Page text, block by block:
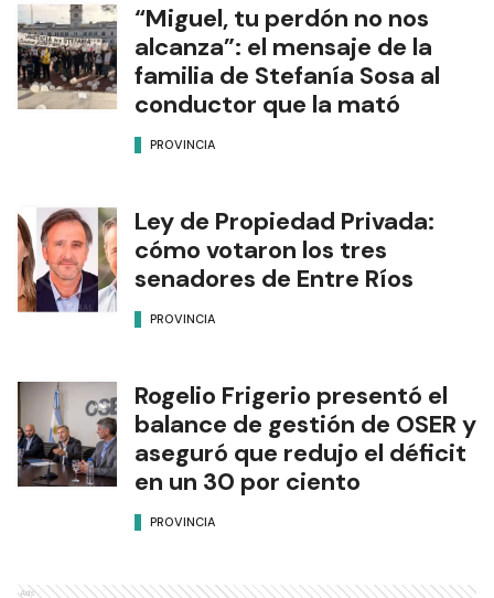
“Miguel, tu perdón no nos
alcanza”: el mensaje de la
familia de Stefanía Sosa al
conductor que la mató
PROVINCIA
Ley de Propiedad Privada:
cómo votaron los tres
senadores de Entre Ríos
PROVINCIA
Rogelio Frigerio presentó el
balance de gestión de OSER y
aseguró que redujo el déficit
en un 30 por ciento
PROVINCIA
Ads